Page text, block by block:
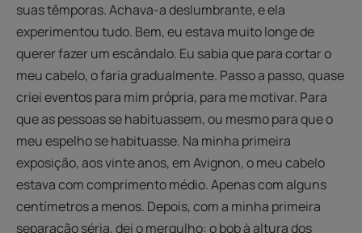
suas têmporas. Achava-a deslumbrante, e ela
experimentou tudo. Bem, eu estava muito longe de
querer fazer um escândalo. Eu sabia que para cortar o
meu cabelo, o faria gradualmente. Passo a passo, quase
criei eventos para mim própria, para me motivar. Para
que as pessoas se habituassem, ou mesmo para que o
meu espelho se habituasse. Na minha primeira
exposição, aos vinte anos, em Avignon, o meu cabelo
estava com comprimento médio. Apenas com alguns
centímetros a menos. Depois, com a minha primeira
separação séria, dei o mergulho: o bob à altura dos